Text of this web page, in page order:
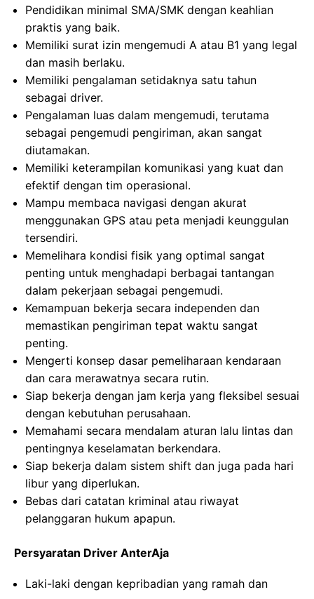
Pendidikan minimal SMA/SMK dengan keahlian
praktis yang baik.
Memiliki surat izin mengemudi A atau B1 yang legal
dan masih berlaku.
Memiliki pengalaman setidaknya satu tahun
sebagai driver.
Pengalaman luas dalam mengemudi, terutama
sebagai pengemudi pengiriman, akan sangat
diutamakan.
Memiliki keterampilan komunikasi yang kuat dan
efektif dengan tim operasional.
Mampu membaca navigasi dengan akurat
menggunakan GPS atau peta menjadi keunggulan
tersendiri.
Memelihara kondisi fisik yang optimal sangat
penting untuk menghadapi berbagai tantangan
dalam pekerjaan sebagai pengemudi.
Kemampuan bekerja secara independen dan
memastikan pengiriman tepat waktu sangat
penting.
Mengerti konsep dasar pemeliharaan kendaraan
dan cara merawatnya secara rutin.
Siap bekerja dengan jam kerja yang fleksibel sesuai
dengan kebutuhan perusahaan.
Memahami secara mendalam aturan lalu lintas dan
pentingnya keselamatan berkendara.
Siap bekerja dalam sistem shift dan juga pada hari
libur yang diperlukan.
Bebas dari catatan kriminal atau riwayat
pelanggaran hukum apapun.
Persyaratan Driver AnterAja
Laki-laki dengan kepribadian yang ramah dan